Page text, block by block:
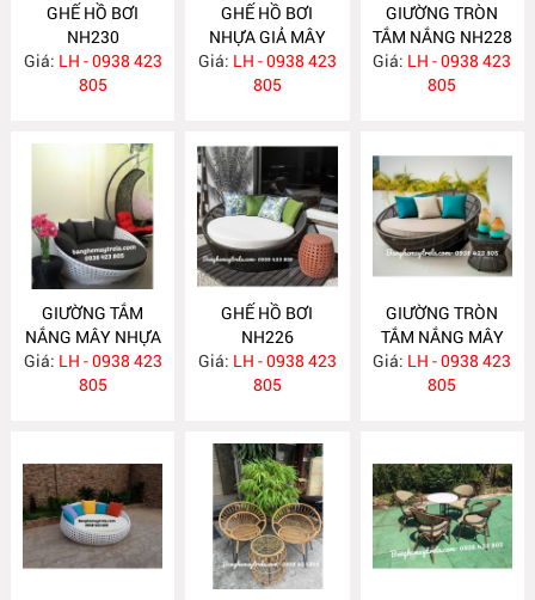
GHẾ HỒ BƠI
NH230
Giá: LH - 0938 423
805
GHẾ HỒ BƠI
NHỰA GIẢ MÂY
NH229
Giá: LH - 0938 423
805
GIƯỜNG TRÒN
TẮM NẮNG NH228
Giá: LH - 0938 423
805
GIƯỜNG TẮM
NẮNG MÂY NHỰA
NH227
Giá: LH - 0938 423
805
GHẾ HỒ BƠI
NH226
Giá: LH - 0938 423
805
GIƯỜNG TRÒN
TẮM NẮNG MÂY
NHỰA NH225
Giá: LH - 0938 423
805